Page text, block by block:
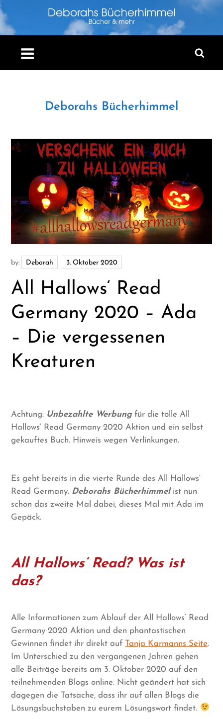
Skip
to
content
Deborahs Bücherhimmel
by: Deborah
All Hallows‘ Read
Germany 2020 – Ada
– Die vergessenen
Kreaturen
Achtung: Unbezahlte Werbung für die tolle All
Hallows‘ Read Germany 2020 Aktion und ein selbst
gekauftes Buch. Hinweis wegen Verlinkungen.
Es geht bereits in die vierte Runde des All Hallows‘
Read Germany. Deborahs Bücherhimmelist nun
schon das zweite Mal dabei, dieses Mal mit Ada im
Gepäck.
All Hallows‘ Read? Was ist
das?
Alle Informationen zum Ablauf der All Hallows‘ Read
Germany 2020 Aktion und den phantastischen
Gewinnen findet ihr direkt auf Tanja Karmanns Seite.
Im Unterschied zu den vergangenen Jahren gehen
alle Beiträge bereits am 3. Oktober 2020 auf den
teilnehmenden Blogs online. Nicht geändert hat sich
dagegen die Tatsache, dass ihr auf allen Blogs die
Lösungsbuchstaben zu eurem Lösungswort findet.